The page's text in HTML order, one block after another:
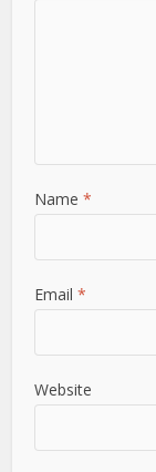
Name *
Email *
Website